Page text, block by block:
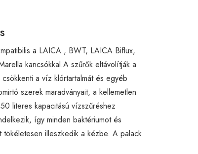
a LAICA , BWT, LAICA Biflux,
kancsókkal.A szűrők eltávolítják a
a víz klórtartalmát és egyéb
szerek maradványait, a kellemetlen
literes kapacitású vízszűréshez
így minden baktériumot és
tökéletesen illeszkedik a kézbe. A palack